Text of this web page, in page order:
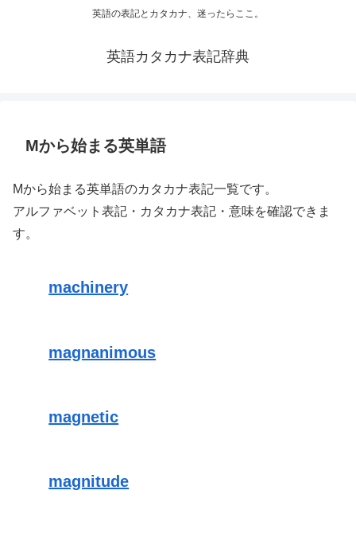
英語の表記とカタカナ、迷ったらここ。
英語カタカナ表記辞典
Mから始まる英単語
Mから始まる英単語のカタカナ表記一覧です。
アルファベット表記・カタカナ表記・意味を確認できま
す。
machinery
magnanimous
magnetic
magnitude